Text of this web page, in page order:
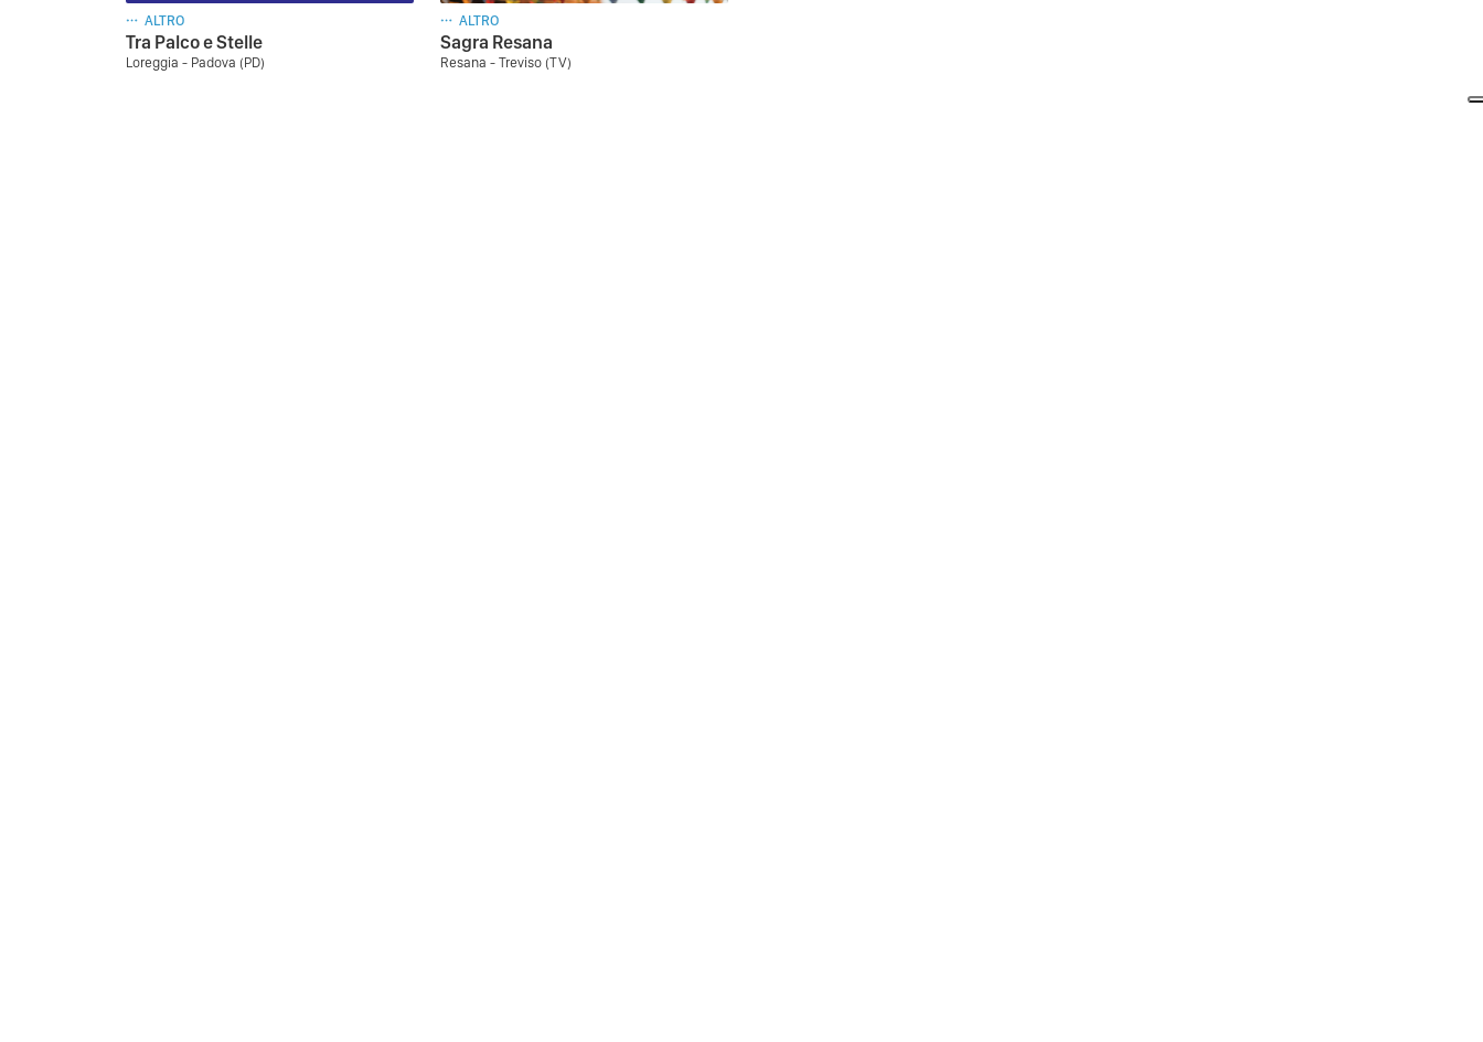
ALTRO
Tra Palco e Stelle
Loreggia - Padova (PD)
ALTRO
Sagra Resana
Resana - Treviso (TV)